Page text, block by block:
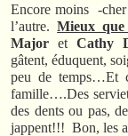
Encore moins -
l’autre.Mieux que
Major et Cathy
gâtent, éduquent,
peu de temps…Et
famille….Des
des dents ou pas,
jappent!!! Bon, les